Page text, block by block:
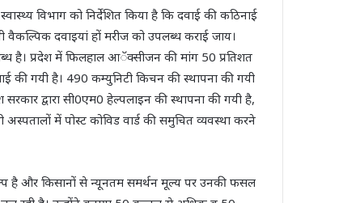
विभाग को निर्देशित किया है कि दवाई की कठिनाई
दवाइयां हों मरीज को उपलब्ध कराई जाय।
है। प्रदेश में फिलहाल आॅक्सीजन की मांग 50 प्रतिशत
गयी है। 490 कम्युनिटी किचन की स्थापना की गयी
द्वारा सी0एम0 हेल्पलाइन की स्थापना की गयी है,
में पोस्ट कोविड वार्ड की समुचित व्यवस्था करने
है और किसानों से न्यूनतम समर्थन मूल्य पर उनकी फसल